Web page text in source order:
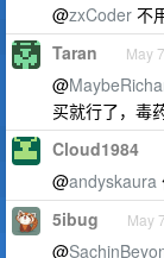
@zxCoder 不
Taran May
@
买就行了，毒
Cloud1984
@andyskaura
5ibug May
@